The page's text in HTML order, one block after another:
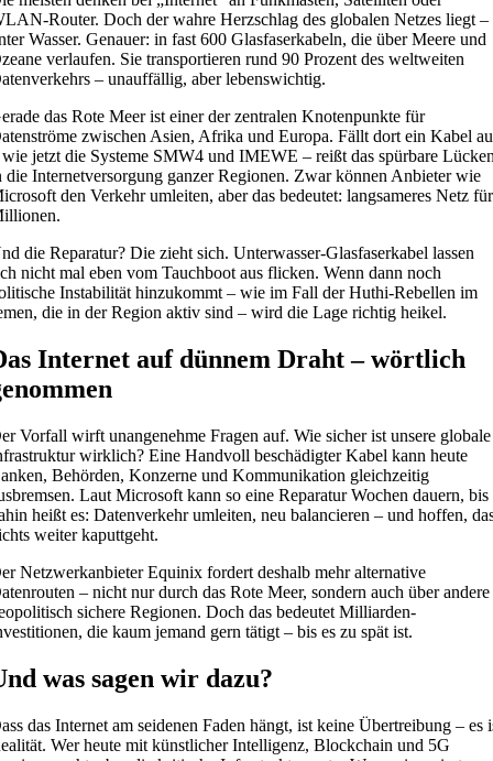
Router. Doch der wahre Herzschlag des globalen Netzes liegt –
Wasser. Genauer: in fast 600 Glasfaserkabeln, die über Meere und
verlaufen. Sie transportieren rund 90 Prozent des weltweiten
– unauffällig, aber lebenswichtig.
das Rote Meer ist einer der zentralen Knotenpunkte für
zwischen Asien, Afrika und Europa. Fällt dort ein Kabel
jetzt die Systeme SMW4 und IMEWE – reißt das spürbare
die Internetversorgung ganzer Regionen. Zwar können Anbieter wie
den Verkehr umleiten, aber das bedeutet: langsameres Netz für
die Reparatur? Die zieht sich. Unterwasser-Glasfaserkabel lassen
nicht mal eben vom Tauchboot aus flicken. Wenn dann noch
Instabilität hinzukommt – wie im Fall der Huthi-Rebellen im
die in der Region aktiv sind – wird die Lage richtig heikel.
Internet auf dünnem Draht – wörtlich
Vorfall wirft unangenehme Fragen auf. Wie sicher ist unsere globale
wirklich? Eine Handvoll beschädigter Kabel kann heute
Behörden, Konzerne und Kommunikation gleichzeitig
Laut Microsoft kann so eine Reparatur Wochen dauern, bis
heißt es: Datenverkehr umleiten, neu balancieren – und hoffen,
weiter kaputtgeht.
Netzwerkanbieter Equinix fordert deshalb mehr alternative
– nicht nur durch das Rote Meer, sondern auch über andere
sichere Regionen. Doch das bedeutet Milliarden-
die kaum jemand gern tätigt – bis es zu spät ist.
was sagen wir dazu?
das Internet am seidenen Faden hängt, ist keine Übertreibung – es
Wer heute mit künstlicher Intelligenz, Blockchain und 5G